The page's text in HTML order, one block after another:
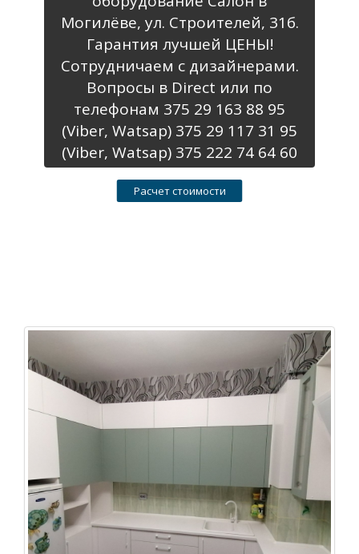
Могилёве, ул. Строителей, 31б.
Гарантия лучшей ЦЕНЫ!
Сотрудничаем с дизайнерами.
Вопросы в Direct или по
телефонам 375 29 163 88 95
(Viber, Watsap) 375 29 117 31 95
(Viber, Watsap) 375 222 74 64 60
Расчет стоимости